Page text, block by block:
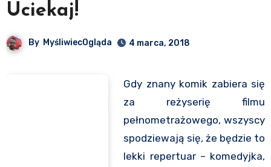
Uciekaj!
By MyśliwiecOgląda 4 marca, 2018
Gdy znany komik zabiera się
za reżyserię filmu
pełnometrażowego, wszyscy
spodziewają się, że będzie to
lekki repertuar – komedyjka,